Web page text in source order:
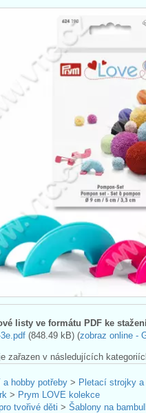
listy ve formátu PDF ke
(848.49 kB) (zobraz online -
zařazen v následujících
a hobby potřeby > Pletací strojky
> Prym LOVE kolekce
tvořivé děti > Šablony na